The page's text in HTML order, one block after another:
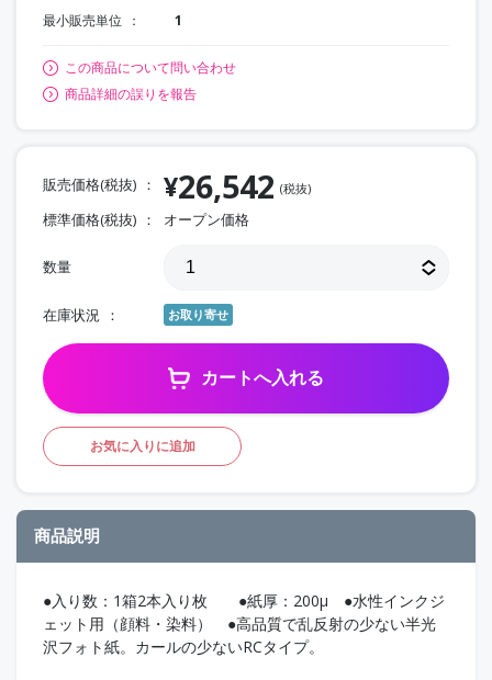
最小販売単位 1
この商品について問い合わせ
商品詳細の誤りを報告
販売価格(税抜) ¥26,542 (税抜)
標準価格(税抜) オープン価格
数量
在庫状況 お取り寄せ
カートへ入れる
お気に入りに追加
商品説明
●入り数：1箱2本入り枚 ●紙厚：200μ ●水性インクジ
ェット用（顔料・染料） ●高品質で乱反射の少ない半光
沢フォト紙。カールの少ないRCタイプ。